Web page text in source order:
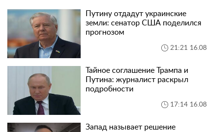
Путину отдадут украинские
земли: сенатор США поделился
прогнозом
21:21 16.08
Тайное соглашение Трампа и
Путина: журналист раскрыл
подробности
17:14 16.08
Запад называет решение